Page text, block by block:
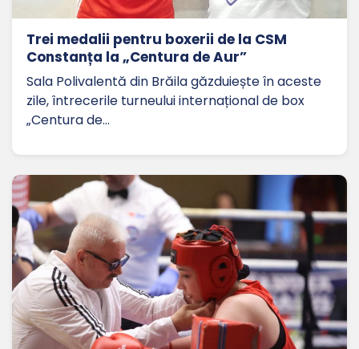
Trei medalii pentru boxerii de la CSM
Constanța la „Centura de Aur”
Sala Polivalentă din Brăila găzduiește în aceste
zile, întrecerile turneului internațional de box
„Centura de…